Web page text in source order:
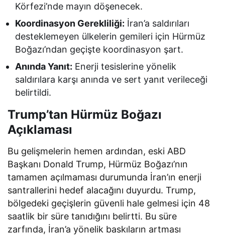
Körfezi’nde mayın döşenecek.
Koordinasyon Gerekliliği: İran’a saldırıları
desteklemeyen ülkelerin gemileri için Hürmüz
Boğazı’ndan geçişte koordinasyon şart.
Anında Yanıt: Enerji tesislerine yönelik
saldırılara karşı anında ve sert yanıt verileceği
belirtildi.
Trump’tan Hürmüz Boğazı
Açıklaması
Bu gelişmelerin hemen ardından, eski ABD
Başkanı Donald Trump, Hürmüz Boğazı’nın
tamamen açılmaması durumunda İran’ın enerji
santrallerini hedef alacağını duyurdu. Trump,
bölgedeki geçişlerin güvenli hale gelmesi için 48
saatlik bir süre tanıdığını belirtti. Bu süre
zarfında, İran’a yönelik baskıların artması